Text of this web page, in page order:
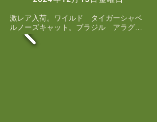
激レア入荷。ワイルド　タイガーシャベ
ルノーズキャット。ブラジル　アラグア
イア川産　タイガーシャベルノーズキャ
ット！！体型　頭部の形　色‥‥古くか